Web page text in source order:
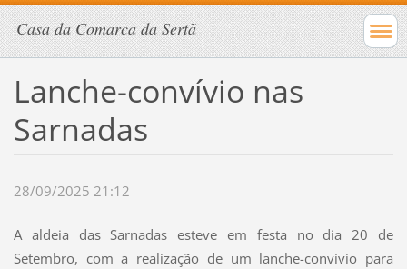
Casa da Comarca da Sertã
Lanche-convívio nas
Sarnadas
28/09/2025 21:12
A aldeia das Sarnadas esteve em festa no dia 20 de
Setembro, com a realização de um lanche-convívio para